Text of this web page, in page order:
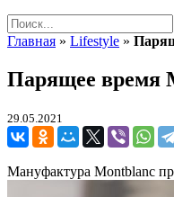
Главная » Lifestyle »
Парящее время
29.05.2021
Мануфактура Montblanc